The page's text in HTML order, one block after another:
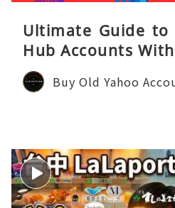
Ultimate Guide
Hub Accounts
Buy Old Yahoo